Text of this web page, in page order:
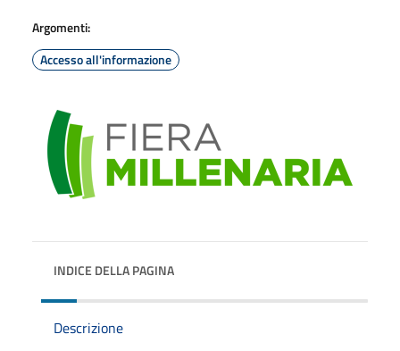
Argomenti:
Accesso all'informazione
INDICE DELLA PAGINA
Descrizione